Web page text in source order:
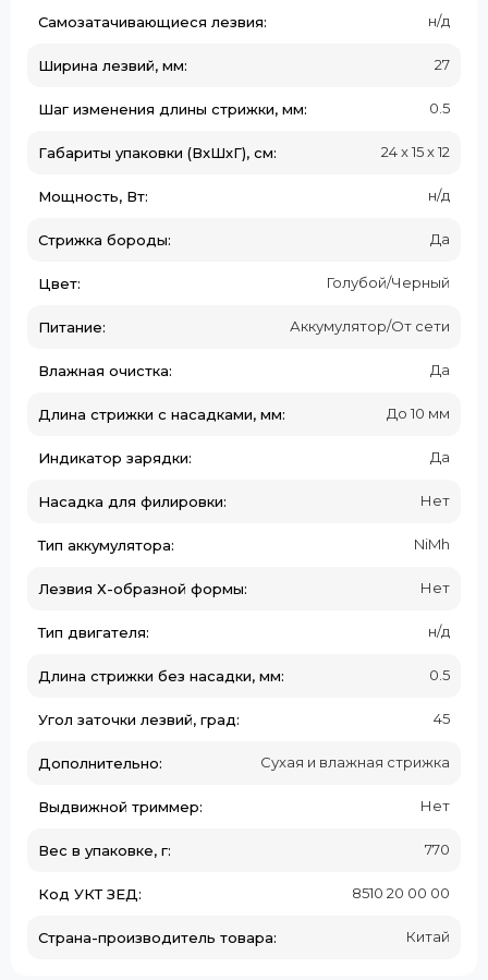
Самозатачивающиеся лезвия: н/д
Ширина лезвий, мм: 27
Шаг изменения длины стрижки, мм: 0.5
Габариты упаковки (ВxШхГ), см: 24 x 15 x 12
Мощность, Вт: н/д
Стрижка бороды: Да
Цвет: Голубой/Черный
Питание: Аккумулятор/От сети
Влажная очистка: Да
Длина стрижки с насадками, мм: До 10 мм
Индикатор зарядки: Да
Насадка для филировки: Нет
Тип аккумулятора: NiMh
Лезвия Х-образной формы: Нет
Тип двигателя: н/д
Длина стрижки без насадки, мм: 0.5
Угол заточки лезвий, град: 45
Дополнительно: Сухая и влажная стрижка
Выдвижной триммер: Нет
Вес в упаковке, г: 770
Код УКТ ЗЕД: 8510 20 00 00
Страна-производитель товара: Китай